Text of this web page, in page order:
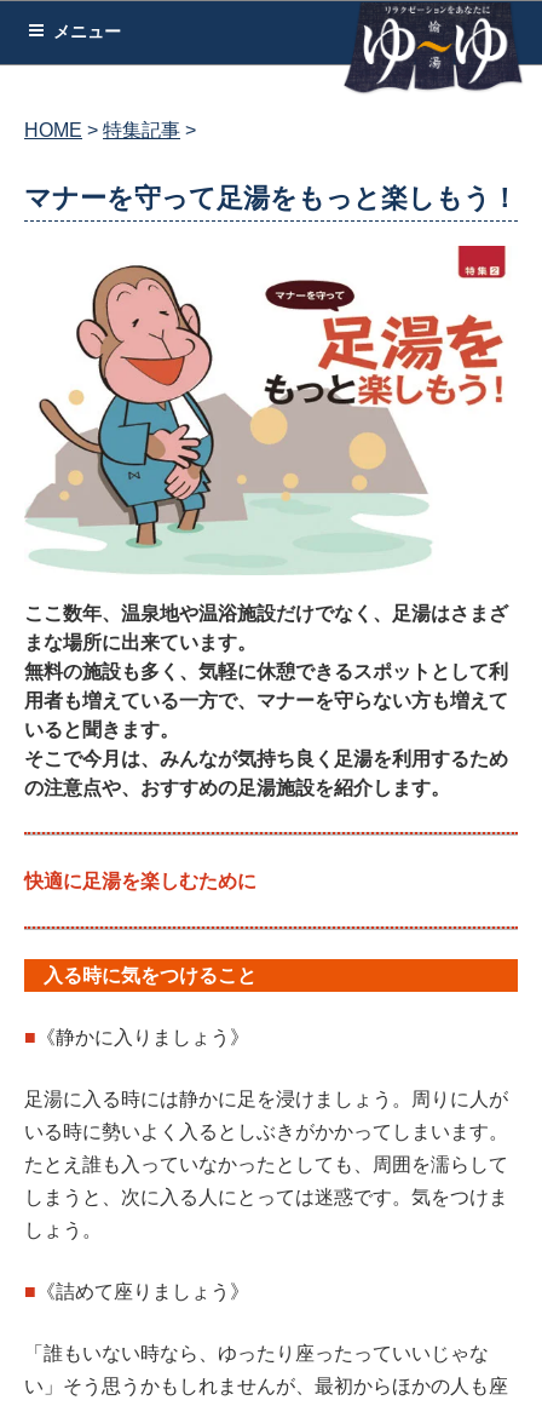
メニュー
HOME 特集記事
マナーを守って足湯をもっと楽しもう！
ここ数年、温泉地や温浴施設だけでなく、足湯はさまざ
まな場所に出来ています。
無料の施設も多く、気軽に休憩できるスポットとして利
用者も増えている一方で、マナーを守らない方も増えて
いると聞きます。
そこで今月は、みんなが気持ち良く足湯を利用するため
の注意点や、おすすめの足湯施設を紹介します。
快適に足湯を楽しむために
入る時に気をつけること
■ 《静かに入りましょう》
足湯に入る時には静かに足を浸けましょう。周りに人が
いる時に勢いよく入るとしぶきがかかってしまいます。
たとえ誰も入っていなかったとしても、周囲を濡らして
しまうと、次に入る人にとっては迷惑です。気をつけま
しょう。
■ 《詰めて座りましょう》
「誰もいない時なら、ゆったり座ったっていいじゃな
い」そう思うかもしれませんが、最初からほかの人も座